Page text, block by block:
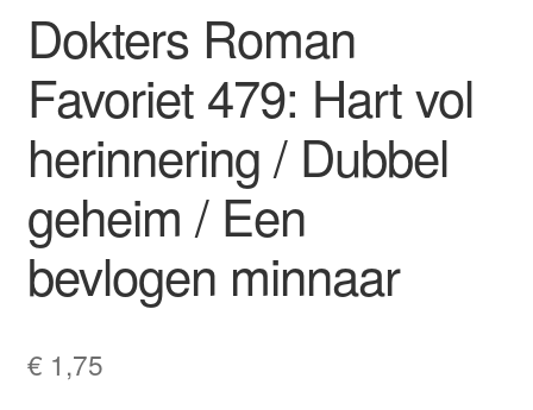
Dokters Roman
Favoriet 479: Hart vol
herinnering / Dubbel
geheim / Een
bevlogen minnaar
€ 1,75